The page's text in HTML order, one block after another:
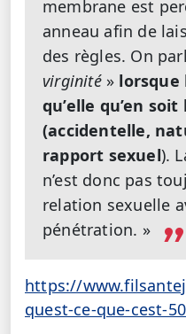
membrane est
anneau afin de
des règles. On
virginité» lorsque
qu’elle qu’en soit
(accidentelle,
rapport sexuel).
n’est donc pas
relation sexuelle
pénétration. »
https://
quest-ce-que-cest-